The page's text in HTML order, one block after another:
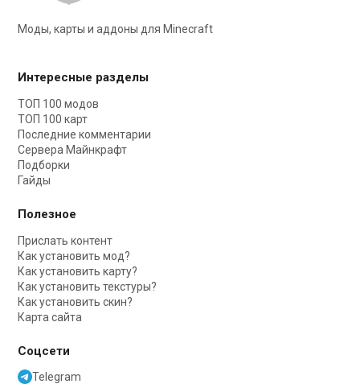
Моды, карты и аддоны для Minecraft
Интересные разделы
ТОП 100 модов
ТОП 100 карт
Последние комментарии
Сервера Майнкрафт
Подборки
Гайды
Полезное
Прислать контент
Как установить мод?
Как установить карту?
Как установить текстуры?
Как установить скин?
Карта сайта
Соцсети
Telegram